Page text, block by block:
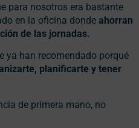
para nosotros era bastante
en la oficina donde ahorran
de las jornadas.
ya han recomendado porqué
planificarte y tener
de primera mano, no